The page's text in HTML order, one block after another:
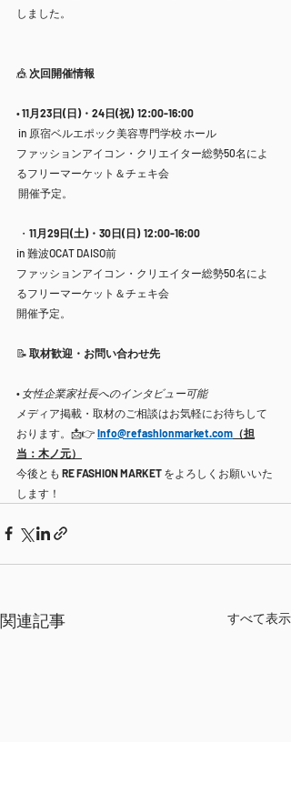
しました。
🎪 次回開催情報
• 11月23日(日)・24日(祝) 12:00-16:00
in 原宿ベルエポック美容専門学校 ホール
ファッションアイコン・クリエイター総勢50名によ
るフリーマーケット＆チェキ会
開催予定。
・ 11月29日(土)・30日(日)  12:00-16:00
in 難波OCAT DAISO前
ファッションアイコン・クリエイター総勢50名によ
るフリーマーケット＆チェキ会
開催予定。
📝 取材歓迎・お問い合わせ先
• 女性企業家社長へのインタビュー可能
メディア掲載・取材のご相談はお気軽にお待ちして
おります。📩👉 info@refashionmarket.com （担
当：木ノ元）
今後とも RE FASHION MARKET をよろしくお願いいた
します！
関連記事 すべて表示